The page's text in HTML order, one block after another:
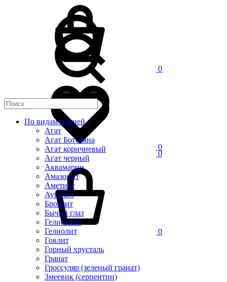
0
0
0
0
По видам камней
Агат
Агат Ботсвана
Агат коричневый
Агат черный
Аквамарин
Амазонит
Аметист
Ауралит
Бронзит
Бычий глаз
Гелиотроп
Гелиолит
Говлит
Горный хрусталь
Гранат
Гроссуляр (зеленый гранат)
Змеевик (серпентин)